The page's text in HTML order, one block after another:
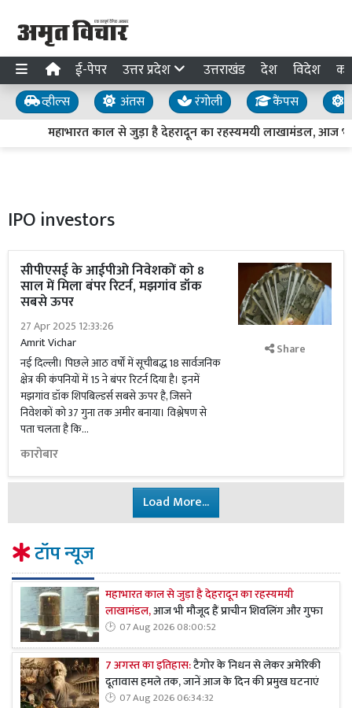
ई-पेपर उत्तर प्रदेश उत्तराखंड देश विदेश
व्हील्स अंतस रंगोली कैंपस
महाभारत काल से जुड़ा है देहरादून का रहस्यमयी लाखामंडल, आज
IPO investors
सीपीएसई के आईपीओ निवेशकों को 8
साल में मिला बंपर रिटर्न, मझगांव डॉक
सबसे ऊपर
27 Apr 2025 12:33:26
Amrit Vichar
नई दिल्ली। पिछले आठ वर्षों में सूचीबद्ध 18 सार्वजनिक
क्षेत्र की कंपनियों में 15 ने बंपर रिटर्न दिया है। इनमें
मझगांव डॉक शिपबिल्डर्स सबसे ऊपर है, जिसने
निवेशकों को 37 गुना तक अमीर बनाया। विश्लेषण से
पता चलता है कि...
कारोबार
Share
Load More...
टॉप न्यूज
महाभारत काल से जुड़ा है देहरादून का रहस्यमयी
लाखामंडल,आज भी मौजूद हैं प्राचीन शिवलिंग और गुफा
07 Aug 2026 08:00:52
7 अगस्त का इतिहास:टैगोर के निधन से लेकर अमेरिकी
दूतावास हमले तक, जानें आज के दिन की प्रमुख घटनाएं
07 Aug 2026 06:34:32